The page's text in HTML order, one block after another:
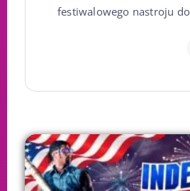
festiwalowego nastroju